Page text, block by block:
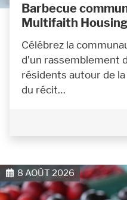
Barbecue
Multifaith
Célébrez la
d’un rassemblement
résidents autour de
du récit…
8 AOÛT 2026